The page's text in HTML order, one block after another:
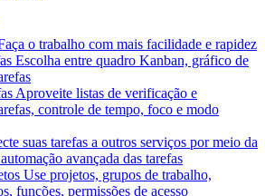
o trabalho com mais facilidade e rapidez
Escolha entre quadro Kanban, gráfico de
Aproveite listas de verificação e
controle de tempo, foco e modo
suas tarefas a outros serviços por meio da
avançada das tarefas
Use projetos, grupos de trabalho,
funções, permissões de acesso